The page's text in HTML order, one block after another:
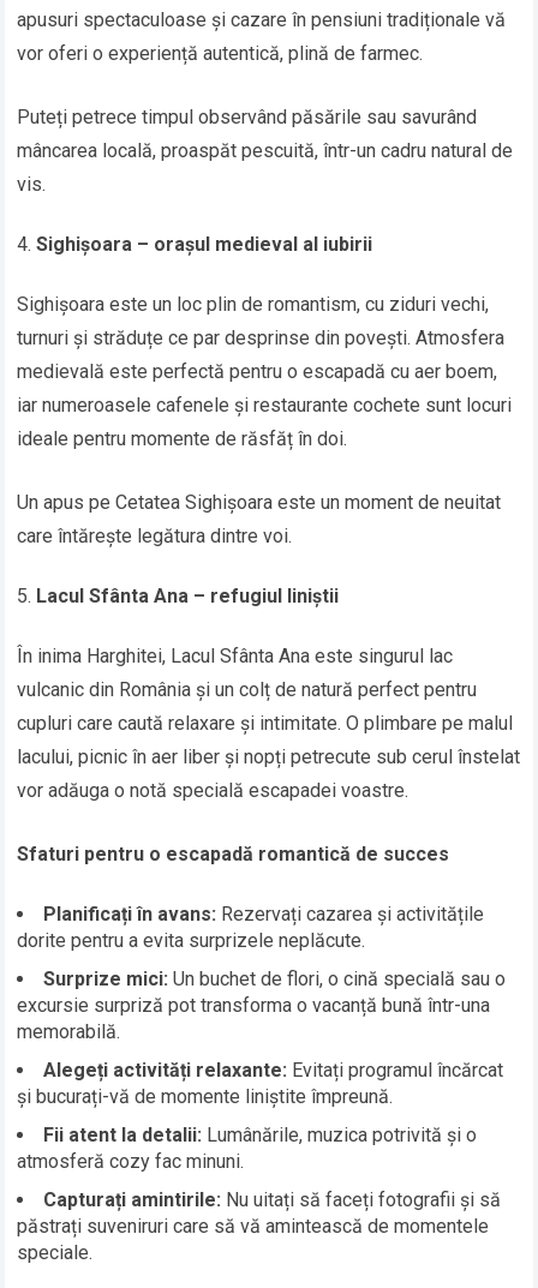
apusuri spectaculoase și cazare în pensiuni tradiționale vă
vor oferi o experiență autentică, plină de farmec.
Puteți petrece timpul observând păsările sau savurând
mâncarea locală, proaspăt pescuită, într-un cadru natural de
vis.
Sighișoara – orașul medieval al iubirii
Sighișoara este un loc plin de romantism, cu ziduri vechi,
turnuri și străduțe ce par desprinse din povești. Atmosfera
medievală este perfectă pentru o escapadă cu aer boem,
iar numeroasele cafenele și restaurante cochete sunt locuri
ideale pentru momente de răsfăț în doi.
Un apus pe Cetatea Sighișoara este un moment de neuitat
care întărește legătura dintre voi.
Lacul Sfânta Ana – refugiul liniștii
În inima Harghitei, Lacul Sfânta Ana este singurul lac
vulcanic din România și un colț de natură perfect pentru
cupluri care caută relaxare și intimitate. O plimbare pe malul
lacului, picnic în aer liber și nopți petrecute sub cerul înstelat
vor adăuga o notă specială escapadei voastre.
Sfaturi pentru o escapadă romantică de succes
Planificați în avans: Rezervați cazarea și activitățile
dorite pentru a evita surprizele neplăcute.
Surprize mici: Un buchet de flori, o cină specială sau o
excursie surpriză pot transforma o vacanță bună într-una
memorabilă.
Alegeți activități relaxante: Evitați programul încărcat
și bucurați-vă de momente liniștite împreună.
Fii atent la detalii: Lumânările, muzica potrivită și o
atmosferă cozy fac minuni.
Capturați amintirile: Nu uitați să faceți fotografii și să
păstrați suveniruri care să vă amintească de momentele
speciale.